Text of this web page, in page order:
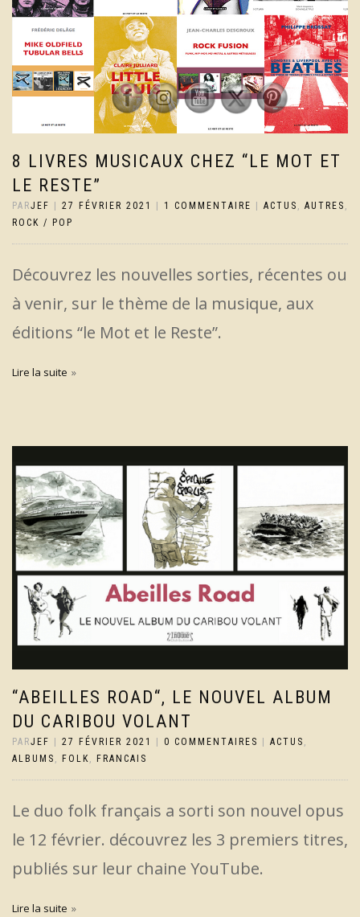
8 LIVRES MUSICAUX CHEZ “LE MOT ET
LE RESTE”
PARJEF | 27 FÉVRIER 2021 | 1 COMMENTAIRE | ACTUS AUTRES
ROCK / POP
Découvrez les nouvelles sorties, récentes ou
à venir, sur le thème de la musique, aux
éditions “le Mot et le Reste”.
Lire la suite
“ABEILLES ROAD“, LE NOUVEL ALBUM
DU CARIBOU VOLANT
PARJEF 27 FÉVRIER 2021 0 COMMENTAIRES ACTUS ,
ALBUMS , FOLK, FRANCAIS
Le duo folk français a sorti son nouvel opus
le 12 février. découvrez les 3 premiers titres,
publiés sur leur chaine YouTube.
Lire la suite